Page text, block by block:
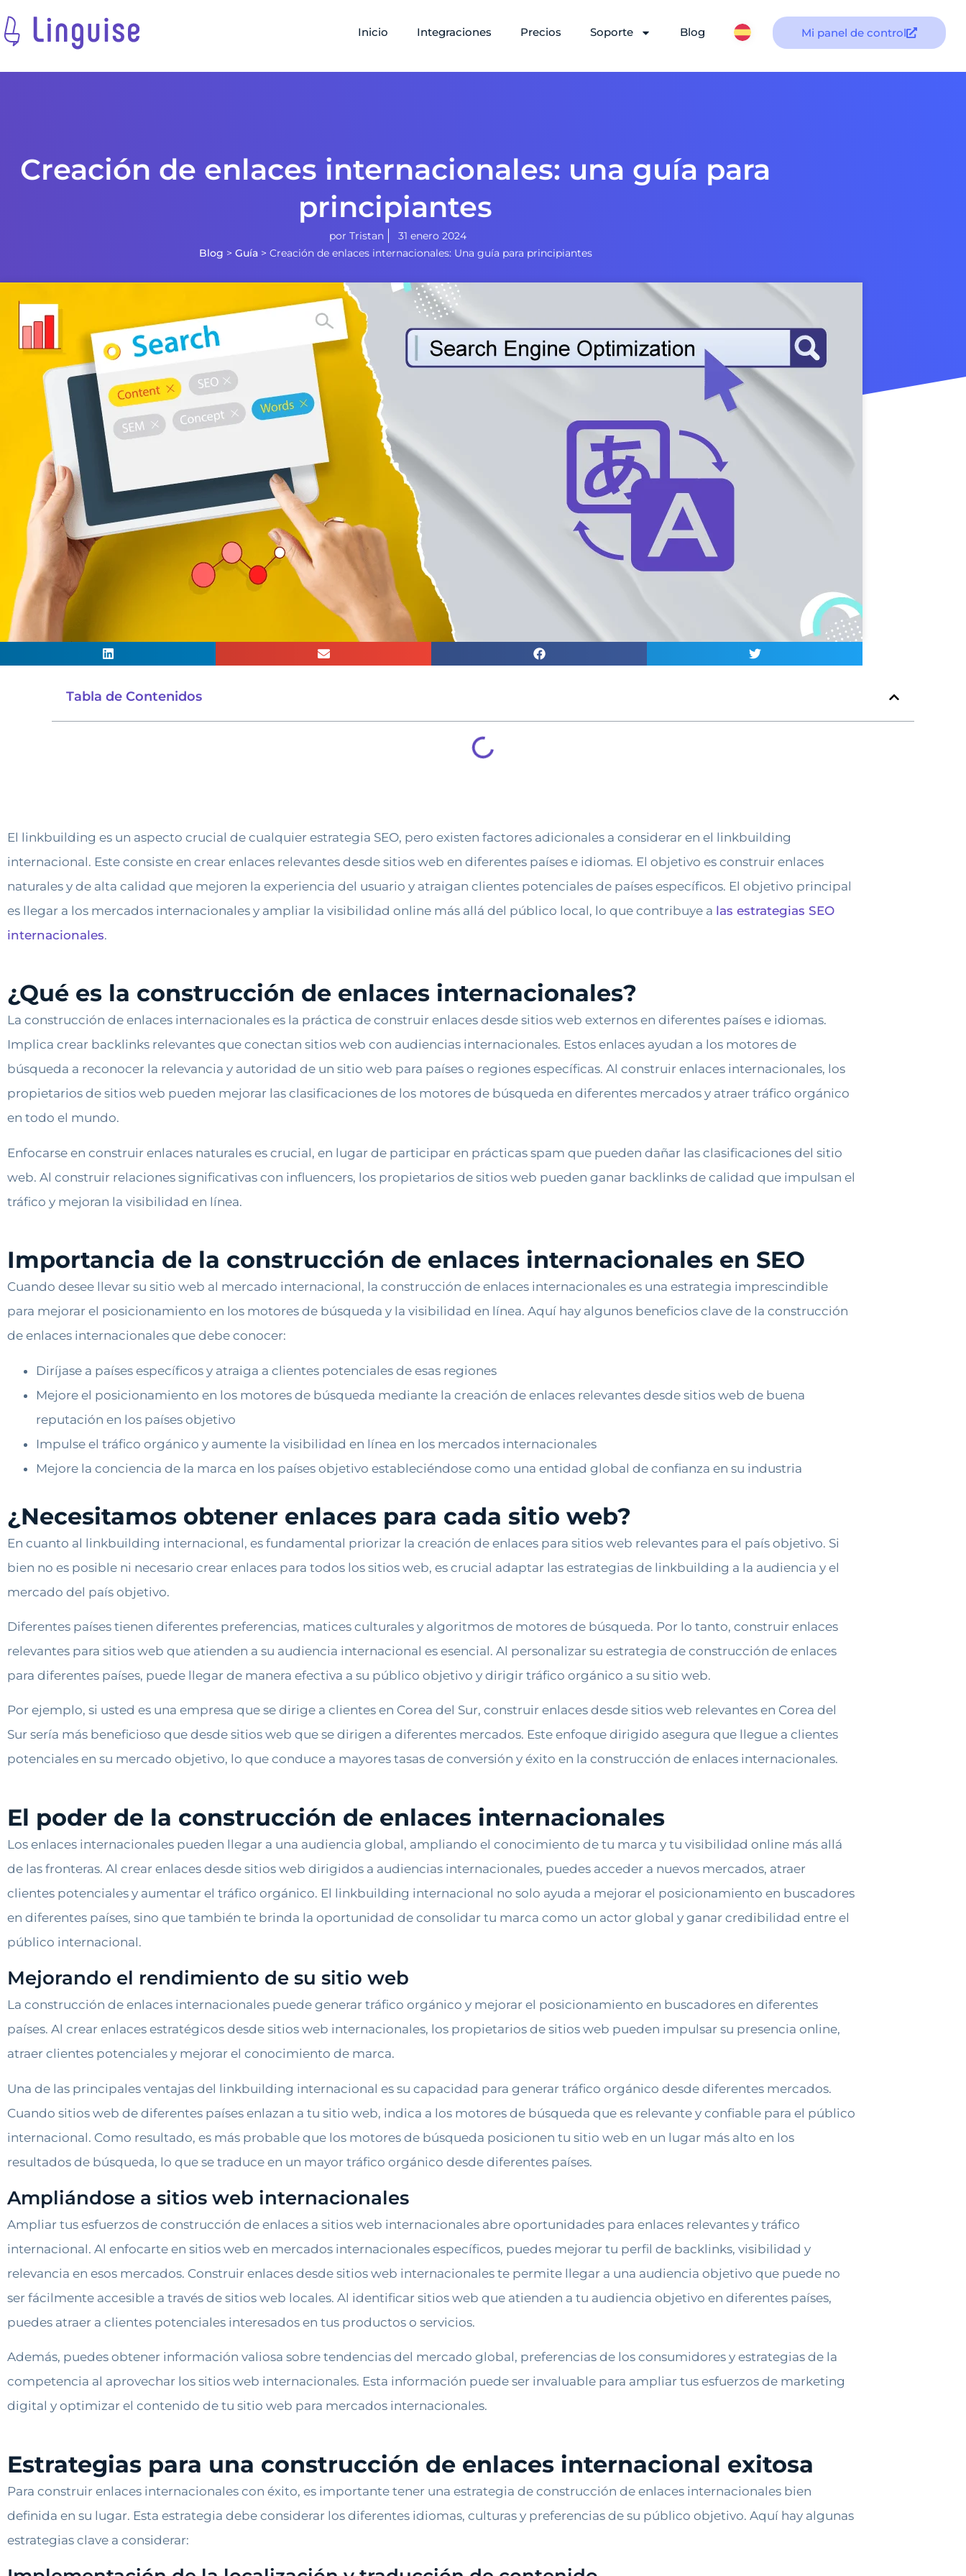
Inicio Integraciones Precios Soporte Blog Mi panel de control
Creación de enlaces internacionales: una guía para
principiantes
por Tristan
31 enero 2024
Blog > Guía> Creación de enlaces internacionales: Una guía para principiantes
Tabla de Contenidos
El linkbuilding es un aspecto crucial de cualquier estrategia SEO, pero existen factores adicionales a considerar en el linkbuilding
internacional. Este consiste en crear enlaces relevantes desde sitios web en diferentes países e idiomas. El objetivo es construir enlaces
naturales y de alta calidad que mejoren la experiencia del usuario y atraigan clientes potenciales de países específicos. El objetivo principal
es llegar a los mercados internacionales y ampliar la visibilidad online más allá del público local, lo que contribuye a las estrategias SEO
internacionales.
¿Qué es la construcción de enlaces internacionales?
La construcción de enlaces internacionales es la práctica de construir enlaces desde sitios web externos en diferentes países e idiomas.
Implica crear backlinks relevantes que conectan sitios web con audiencias internacionales. Estos enlaces ayudan a los motores de
búsqueda a reconocer la relevancia y autoridad de un sitio web para países o regiones específicas. Al construir enlaces internacionales, los
propietarios de sitios web pueden mejorar las clasificaciones de los motores de búsqueda en diferentes mercados y atraer tráfico orgánico
en todo el mundo.
Enfocarse en construir enlaces naturales es crucial, en lugar de participar en prácticas spam que pueden dañar las clasificaciones del sitio
web. Al construir relaciones significativas con influencers, los propietarios de sitios web pueden ganar backlinks de calidad que impulsan el
tráfico y mejoran la visibilidad en línea.
Importancia de la construcción de enlaces internacionales en SEO
Cuando desee llevar su sitio web al mercado internacional, la construcción de enlaces internacionales es una estrategia imprescindible
para mejorar el posicionamiento en los motores de búsqueda y la visibilidad en línea. Aquí hay algunos beneficios clave de la construcción
de enlaces internacionales que debe conocer:
Diríjase a países específicos y atraiga a clientes potenciales de esas regiones
Mejore el posicionamiento en los motores de búsqueda mediante la creación de enlaces relevantes desde sitios web de buena
reputación en los países objetivo
Impulse el tráfico orgánico y aumente la visibilidad en línea en los mercados internacionales
Mejore la conciencia de la marca en los países objetivo estableciéndose como una entidad global de confianza en su industria
¿Necesitamos obtener enlaces para cada sitio web?
En cuanto al linkbuilding internacional, es fundamental priorizar la creación de enlaces para sitios web relevantes para el país objetivo. Si
bien no es posible ni necesario crear enlaces para todos los sitios web, es crucial adaptar las estrategias de linkbuilding a la audiencia y el
mercado del país objetivo.
Diferentes países tienen diferentes preferencias, matices culturales y algoritmos de motores de búsqueda. Por lo tanto, construir enlaces
relevantes para sitios web que atienden a su audiencia internacional es esencial. Al personalizar su estrategia de construcción de enlaces
para diferentes países, puede llegar de manera efectiva a su público objetivo y dirigir tráfico orgánico a su sitio web.
Por ejemplo, si usted es una empresa que se dirige a clientes en Corea del Sur, construir enlaces desde sitios web relevantes en Corea del
Sur sería más beneficioso que desde sitios web que se dirigen a diferentes mercados. Este enfoque dirigido asegura que llegue a clientes
potenciales en su mercado objetivo, lo que conduce a mayores tasas de conversión y éxito en la construcción de enlaces internacionales.
El poder de la construcción de enlaces internacionales
Los enlaces internacionales pueden llegar a una audiencia global, ampliando el conocimiento de tu marca y tu visibilidad online más allá
de las fronteras. Al crear enlaces desde sitios web dirigidos a audiencias internacionales, puedes acceder a nuevos mercados, atraer
clientes potenciales y aumentar el tráfico orgánico. El linkbuilding internacional no solo ayuda a mejorar el posicionamiento en buscadores
en diferentes países, sino que también te brinda la oportunidad de consolidar tu marca como un actor global y ganar credibilidad entre el
público internacional.
Mejorando el rendimiento de su sitio web
La construcción de enlaces internacionales puede generar tráfico orgánico y mejorar el posicionamiento en buscadores en diferentes
países. Al crear enlaces estratégicos desde sitios web internacionales, los propietarios de sitios web pueden impulsar su presencia online,
atraer clientes potenciales y mejorar el conocimiento de marca.
Una de las principales ventajas del linkbuilding internacional es su capacidad para generar tráfico orgánico desde diferentes mercados.
Cuando sitios web de diferentes países enlazan a tu sitio web, indica a los motores de búsqueda que es relevante y confiable para el público
internacional. Como resultado, es más probable que los motores de búsqueda posicionen tu sitio web en un lugar más alto en los
resultados de búsqueda, lo que se traduce en un mayor tráfico orgánico desde diferentes países.
Ampliándose a sitios web internacionales
Ampliar tus esfuerzos de construcción de enlaces a sitios web internacionales abre oportunidades para enlaces relevantes y tráfico
internacional. Al enfocarte en sitios web en mercados internacionales específicos, puedes mejorar tu perfil de backlinks, visibilidad y
relevancia en esos mercados. Construir enlaces desde sitios web internacionales te permite llegar a una audiencia objetivo que puede no
ser fácilmente accesible a través de sitios web locales. Al identificar sitios web que atienden a tu audiencia objetivo en diferentes países,
puedes atraer a clientes potenciales interesados en tus productos o servicios.
Además, puedes obtener información valiosa sobre tendencias del mercado global, preferencias de los consumidores y estrategias de la
competencia al aprovechar los sitios web internacionales. Esta información puede ser invaluable para ampliar tus esfuerzos de marketing
digital y optimizar el contenido de tu sitio web para mercados internacionales.
Estrategias para una construcción de enlaces internacional exitosa
Para construir enlaces internacionales con éxito, es importante tener una estrategia de construcción de enlaces internacionales bien
definida en su lugar. Esta estrategia debe considerar los diferentes idiomas, culturas y preferencias de su público objetivo. Aquí hay algunas
estrategias clave a considerar: